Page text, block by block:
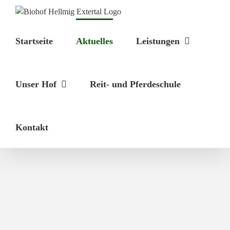
Startseite Aktuelles Leistungen
Unser Hof Reit- und Pferdeschule
Kontakt